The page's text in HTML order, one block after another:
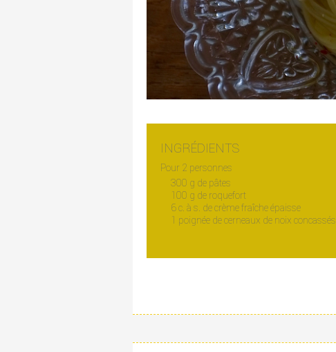
INGRÉDIENTS
Pour 2 personnes
300 g de pâtes
100 g de roquefort
6 c. à s. de crème fraîche épaisse
1 poignée de cerneaux de noix concassés